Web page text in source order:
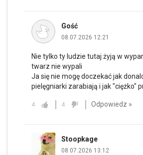
Gość
08.07.2026 12:21
Nie tylko ty ludzie tutaj żyją w
twarz nie wypali
Ja się nie mogę doczekać jak
pielęgniarki zarabiają i jak "ciężko"
4 4 Odpowiedz »
Stoopkage
08.07.2026 13:12